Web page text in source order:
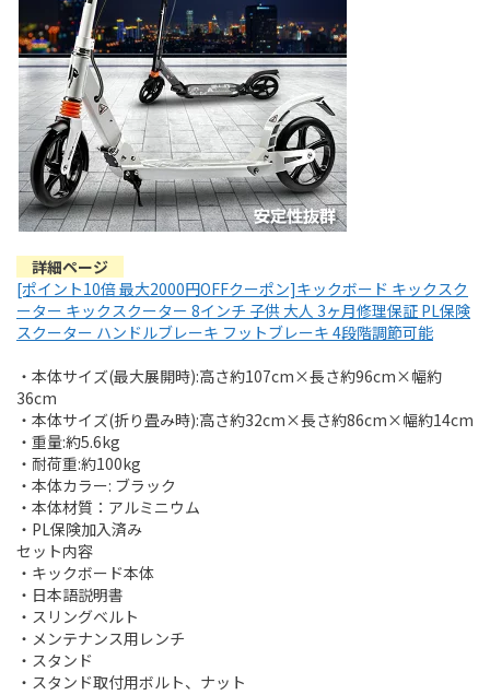
詳細ページ
[ポイント10倍 最大2000円OFFクーポン]キックボード キックスク
ーター キックスクーター 8インチ 子供 大人 3ヶ月修理保証 PL保険
スクーター ハンドルブレーキ フットブレーキ 4段階調節可能
・本体サイズ(最大展開時):高さ約107cm×長さ約96cm×幅約
36cm
・本体サイズ(折り畳み時):高さ約32cm×長さ約86cm×幅約14cm
・重量:約5.6kg
・耐荷重:約100kg
・本体カラー: ブラック
・本体材質：アルミニウム
・PL保険加入済み
セット内容
・キックボード本体
・日本語説明書
・スリングベルト
・メンテナンス用レンチ
・スタンド
・スタンド取付用ボルト、ナット